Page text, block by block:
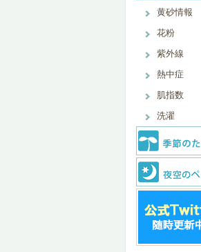
黄砂情報
花粉
紫外線
熱中症
肌指数
洗濯